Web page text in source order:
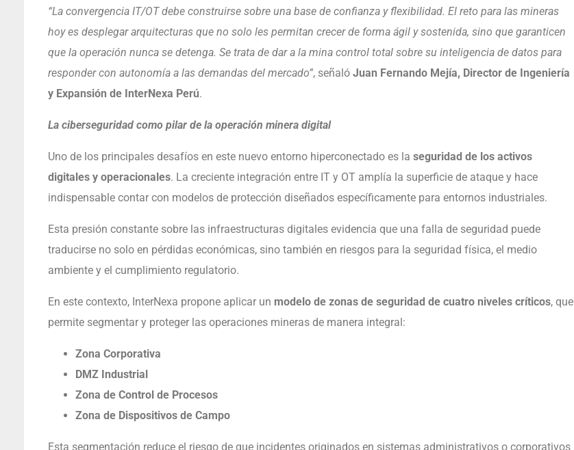
“La convergencia IT/OT debe construirse sobre una base de confianza y flexibilidad. El reto para las mineras
hoy es desplegar arquitecturas que no solo les permitan crecer de forma ágil y sostenida, sino que garanticen
que la operación nunca se detenga. Se trata de dar a la mina control total sobre su inteligencia de datos para
responder con autonomía a las demandas del mercado”, señaló Juan Fernando Mejía, Director de Ingeniería
y Expansión de InterNexa Perú.
La ciberseguridad como pilar de la operación minera digital
Uno de los principales desafíos en este nuevo entorno hiperconectado es la seguridad de los activos
digitales y operacionales. La creciente integración entre IT y OT amplía la superficie de ataque y hace
indispensable contar con modelos de protección diseñados específicamente para entornos industriales.
Esta presión constante sobre las infraestructuras digitales evidencia que una falla de seguridad puede
traducirse no solo en pérdidas económicas, sino también en riesgos para la seguridad física, el medio
ambiente y el cumplimiento regulatorio.
En este contexto, InterNexa propone aplicar un modelo de zonas de seguridad de cuatro niveles críticos, que
permite segmentar y proteger las operaciones mineras de manera integral:
Zona Corporativa
DMZ Industrial
Zona de Control de Procesos
Zona de Dispositivos de Campo
Esta segmentación reduce el riesgo de que incidentes originados en sistemas administrativos o corporativos